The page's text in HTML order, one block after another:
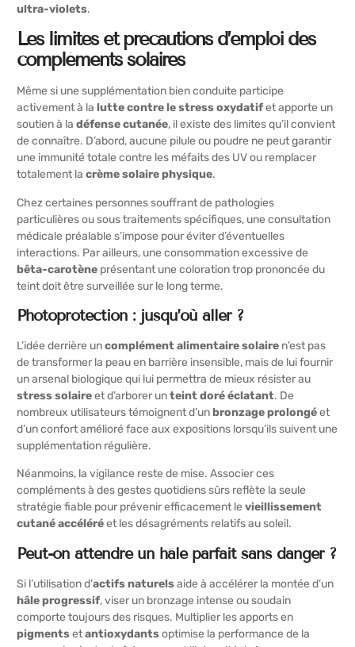
ultra-violets.
Les limites et précautions d’emploi des
compléments solaires
Même si une supplémentation bien conduite participe
activement à la lutte contre le stress oxydatifet apporte un
soutien à la défense cutanée, il existe des limites qu’il convient
de connaître. D’abord, aucune pilule ou poudre ne peut garantir
une immunité totale contre les méfaits des UV ou remplacer
totalement la crème solaire physique.
Chez certaines personnes souffrant de pathologies
particulières ou sous traitements spécifiques, une consultation
médicale préalable s’impose pour éviter d’éventuelles
interactions. Par ailleurs, une consommation excessive de
bêta-carotène présentant une coloration trop prononcée du
teint doit être surveillée sur le long terme.
Photoprotection : jusqu’où aller ?
L’idée derrière uncomplément alimentaire solaire n’est pas
de transformer la peau en barrière insensible, mais de lui fournir
un arsenal biologique qui lui permettra de mieux résister au
stress solaireet d’arborer unteint doré éclatant. De
nombreux utilisateurs témoignent d’unbronzage prolongéet
d’un confort amélioré face aux expositions lorsqu’ils suivent une
supplémentation régulière.
Néanmoins, la vigilance reste de mise. Associer ces
compléments à des gestes quotidiens sûrs reflète la seule
stratégie fiable pour prévenir efficacement le vieillissement
cutané accéléréet les désagréments relatifs au soleil.
Peut-on attendre un hâle parfait sans danger ?
Si l’utilisation d’actifs naturelsaide à accélérer la montée d’un
hâle progressif, viser un bronzage intense ou soudain
comporte toujours des risques. Multiplier les apports en
pigmentsetantioxydantsoptimise la performance de la